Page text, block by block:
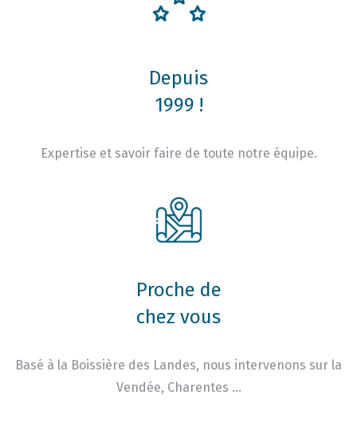
Depuis
1999 !
Expertise et savoir faire de toute notre équipe.
Proche de
chez vous
Basé à la Boissière des Landes, nous intervenons sur la
Vendée, Charentes …